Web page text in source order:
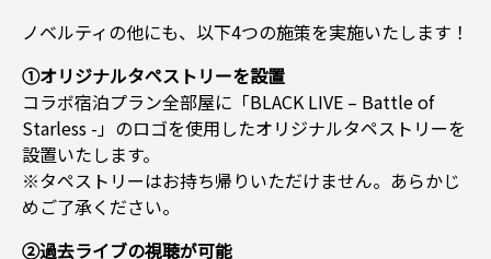
ノベルティの他にも、以下4つの施策を実施いたします！
①オリジナルタペストリーを設置
コラボ宿泊プラン全部屋に「BLACK LIVE – Battle of
Starless -」のロゴを使用したオリジナルタペストリーを
設置いたします。
※タペストリーはお持ち帰りいただけません。あらかじ
めご了承ください。
②過去ライブの視聴が可能